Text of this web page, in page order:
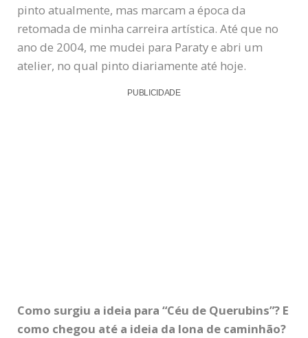
pinto atualmente, mas marcam a época da
retomada de minha carreira artística. Até que no
ano de 2004, me mudei para Paraty e abri um
atelier, no qual pinto diariamente até hoje.
PUBLICIDADE
Como surgiu a ideia para “Céu de Querubins”? E
como chegou até a ideia da lona de caminhão?